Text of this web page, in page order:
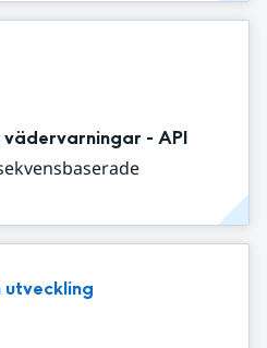
vädervarningar - API
utveckling